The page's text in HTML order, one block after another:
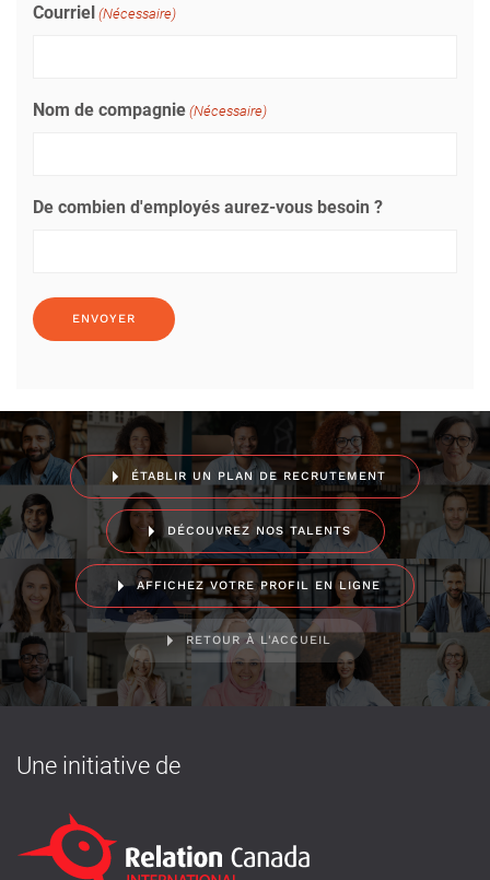
Courriel (Nécessaire)
Nom de compagnie (Nécessaire)
De combien d'employés aurez-vous besoin ?
ÉTABLIR UN PLAN DE RECRUTEMENT
DÉCOUVREZ NOS TALENTS
AFFICHEZ VOTRE PROFIL EN LIGNE
RETOUR À L'ACCUEIL
Une initiative de